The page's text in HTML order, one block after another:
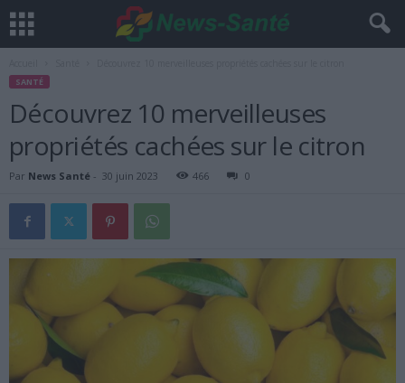
SANTÉ
Découvrez 10 merveilleuses
propriétés cachées sur le citron
Par News Santé - 30 juin 2023 466 0